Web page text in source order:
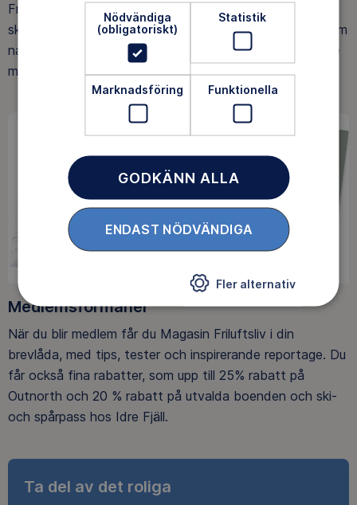
Friluftsfrämjandet arbetar för att så många som möjligt
ska upptäcka den rörelseglädje och de hälsoeffekter som
naturen ger. Som medlem bidrar du också till vårt arbete
med att skydda allemansrätten.
Medlemsförmåner
När du blir medlem får du Magasin Friluftsliv i din
brevlåda, med tips, tester och inspirerande reportage. Du
får också fina rabatter, som upp till 25% rabatt på
Outnorth och 20 % rabatt på utvalda boenden och ski-
och spårpass hos Idre Fjäll.
Ta del av det roliga
Nödvändiga
(obligatoriskt)
Statistik
Marknadsföring Funktionella
GODKÄNN ALLA
ENDAST NÖDVÄNDIGA
Fler alternativ